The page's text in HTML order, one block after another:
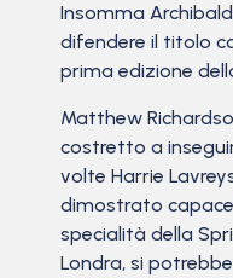
Insomma
difendere il titolo
prima edizione
Matthew
costretto a
volte Harrie
dimostrato capace
specialità della
Londra, si